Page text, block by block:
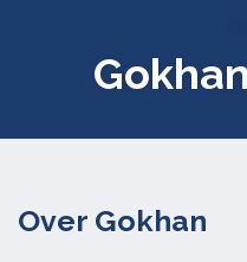
Over Gokhan